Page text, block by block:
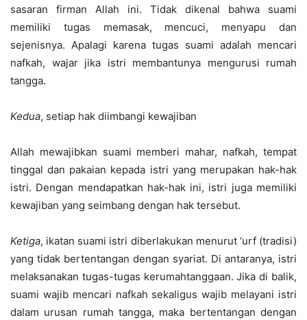
sasaran firman Allah ini. Tidak dikenal bahwa suami
memiliki tugas memasak, mencuci, menyapu dan
sejenisnya. Apalagi karena tugas suami adalah mencari
nafkah, wajar jika istri membantunya mengurusi rumah
tangga.
Kedua, setiap hak diimbangi kewajiban
Allah mewajibkan suami memberi mahar, nafkah, tempat
tinggal dan pakaian kepada istri yang merupakan hak-hak
istri. Dengan mendapatkan hak-hak ini, istri juga memiliki
kewajiban yang seimbang dengan hak tersebut.
Ketiga, ikatan suami istri diberlakukan menurut ‘urf (tradisi)
yang tidak bertentangan dengan syariat. Di antaranya, istri
melaksanakan tugas-tugas kerumahtanggaan. Jika di balik,
suami wajib mencari nafkah sekaligus wajib melayani istri
dalam urusan rumah tangga, maka bertentangan dengan